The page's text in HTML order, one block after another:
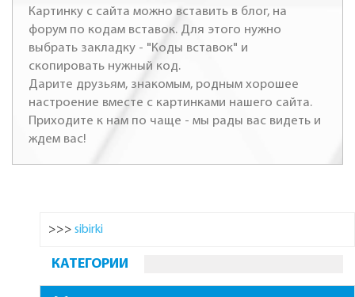
Картинку с сайта можно вставить в блог, на
форум по кодам вставок. Для этого нужно
выбрать закладку - "Коды вставок" и
скопировать нужный код.
Дарите друзьям, знакомым, родным хорошее
настроение вместе с картинками нашего сайта.
Приходите к нам по чаще - мы рады вас видеть и
ждем вас!
>>> sibirki
КАТЕГОРИИ